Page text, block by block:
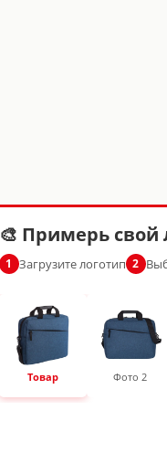
🎨 Примерь свой
1 Загрузите логотип 2
Товар Фото 2